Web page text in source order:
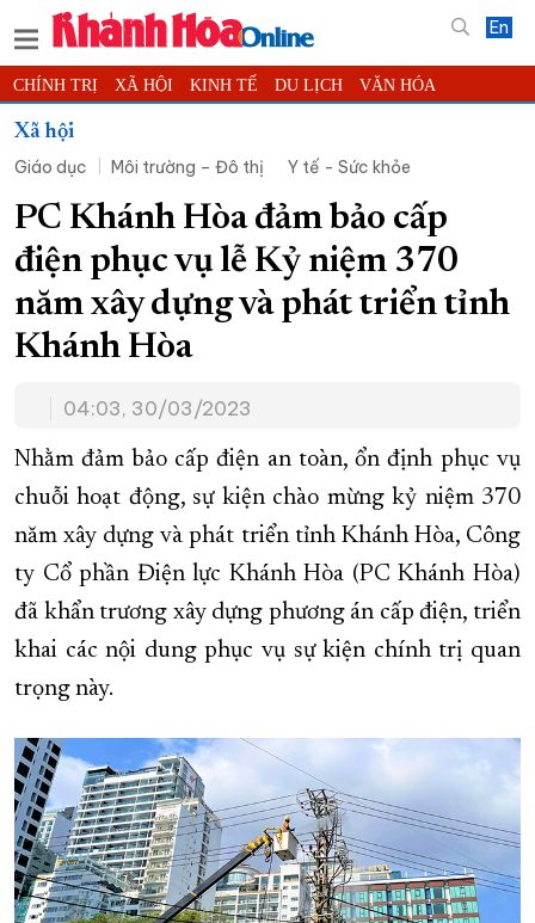
En
CHÍNH TRỊ XÃ HỘI KINH TẾ DU LỊCH VĂN HÓA
THỂ THAO
KHOA HỌC - CÔNG NGHỆ PHÁP LUẬT BẠN ĐỌC
THẾ GIỚI MULTIMEDIA VIDEO ĐỌC BÁO ONLINE
PODCAST THÔNG TIN - QUẢNG CÁO
QUY HOẠCH TỈNH KHÁNH HÒA
TRƯỜNG SA BIỂN ĐẢO QUÊ HƯƠNG
XÂY DỰNG NÔNG THÔN MỚI
TÀU - XE - MÁY BAY
KỶ NIỆM 370 NĂM XÂY DỰNG VÀ PHÁT TRIỂN TỈNH KHÁNH HÒA
KHOẢNH KHẮC ĐẸP XỨ TRẦM
XÂY DỰNG KHÁNH HÒA TRỞ THÀNH THÀNH PHỐ TRỰC THUỘC
ĐẠI HỘI ĐẢNG CÁC CẤP TRANG CHỦ VỀ BÁO KHÁNH HÒA
Xã hội
Giáo dục
Môi trường – Đô thị Y tế - Sức khỏe
PC Khánh Hòa đảm bảo cấp
điện phục vụ lễ Kỷ niệm 370
năm xây dựng và phát triển tỉnh
Khánh Hòa
04:03, 30/03/2023
Nhằm đảm bảo cấp điện an toàn, ổn định phục vụ
chuỗi hoạt động, sự kiện chào mừng kỷ niệm 370
năm xây dựng và phát triển tỉnh Khánh Hòa, Công
ty Cổ phần Điện lực Khánh Hòa (PC Khánh Hòa)
đã khẩn trương xây dựng phương án cấp điện, triển
khai các nội dung phục vụ sự kiện chính trị quan
trọng này.